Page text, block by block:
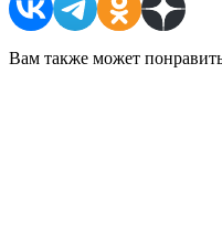
Вам также может